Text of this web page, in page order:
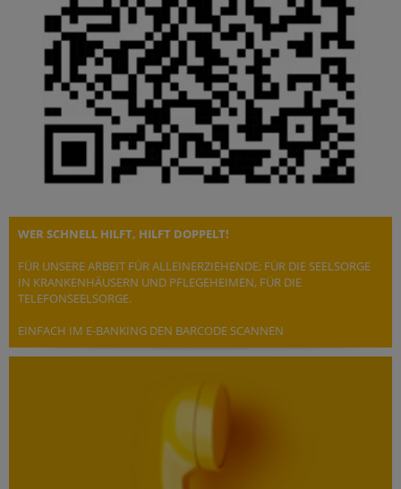
WER SCHNELL HILFT, HILFT DOPPELT!
FÜR UNSERE ARBEIT FÜR ALLEINERZIEHENDE; FÜR DIE SEELSORGE
IN KRANKENHÄUSERN UND PFLEGEHEIMEN, FÜR DIE
TELEFONSEELSORGE.
EINFACH IM E-BANKING DEN BARCODE SCANNEN